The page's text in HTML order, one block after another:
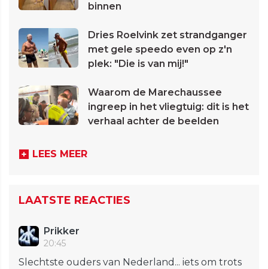
binnen
Dries Roelvink zet strandganger
met gele speedo even op z'n
plek: "Die is van mij!"
Waarom de Marechaussee
ingreep in het vliegtuig: dit is het
verhaal achter de beelden
LEES MEER
LAATSTE REACTIES
Prikker
20:45
Slechtste ouders van Nederland... iets om trots